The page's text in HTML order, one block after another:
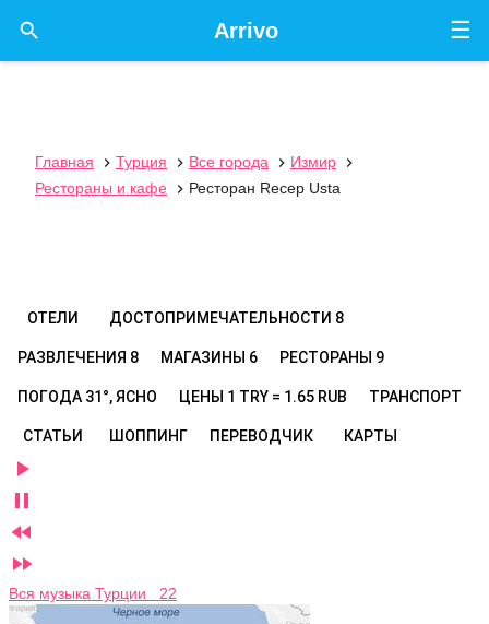
☰
Arrivo

Главная  Турция  Все города  Измир

Рестораны и кафе
 Ресторан Recep Usta
ОТЕЛИ ДОСТОПРИМЕЧАТЕЛЬНОСТИ 8
РАЗВЛЕЧЕНИЯ 8 МАГАЗИНЫ 6 РЕСТОРАНЫ 9
ПОГОДА 31°, ЯСНО ЦЕНЫ 1 TRY = 1.65 RUB ТРАНСПОРТ
СТАТЬИ ШОППИНГ ПЕРЕВОДЧИК КАРТЫ




Вся музыка Турции 22